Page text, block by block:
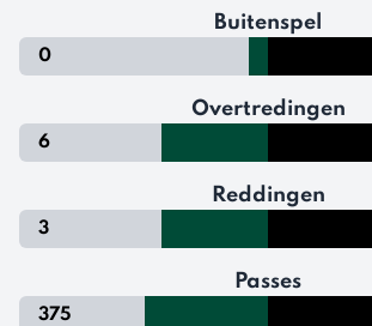
Buitenspel
0
Overtredingen
6
Reddingen
3
Passes
375